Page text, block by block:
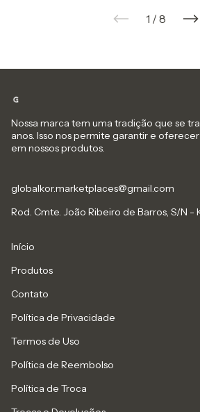
1 / 8
Nossa marca tem uma tradição que se
anos. Isso nos permite garantir e
em nossos produtos.
globalkor.marketplaces@gmail.com
Rod. Cmte. João Ribeiro de Barros, S/N -
Início
Produtos
Contato
Política de Privacidade
Termos de Uso
Política de Reembolso
Política de Troca